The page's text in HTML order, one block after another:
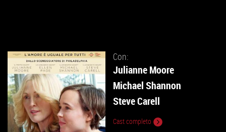
Con:
Julianne Moore
Michael Shannon
Steve Carell
Cast completo